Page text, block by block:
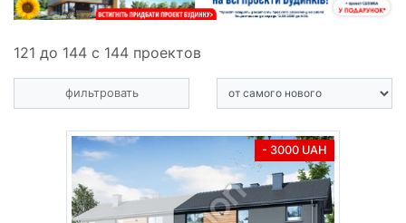
121 до 144 с 144 проектов
фильтровать
- 3000 UAH